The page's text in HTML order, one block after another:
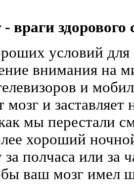
враги здорового
условий для
внимания на
и
мозг и
мы перестали
хороший
за полчаса или за
ваш мозг имел